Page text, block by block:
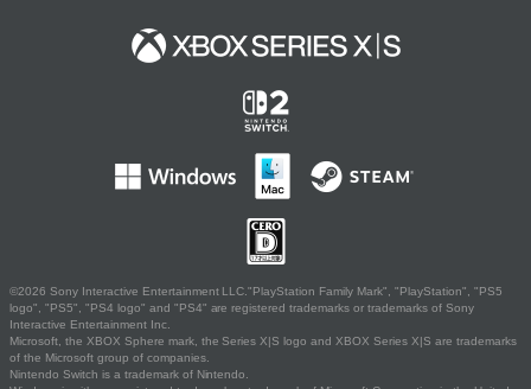
©2026 Sony Interactive Entertainment LLC."PlayStation Family Mark", "PlayStation", "PS5
logo", "PS5", "PS4 logo" and "PS4" are registered trademarks or trademarks of Sony
Interactive Entertainment Inc.
Microsoft, the XBOX Sphere mark, the Series X|S logo and XBOX Series X|S are trademarks
of the Microsoft group of companies.
Nintendo Switch is a trademark of Nintendo.